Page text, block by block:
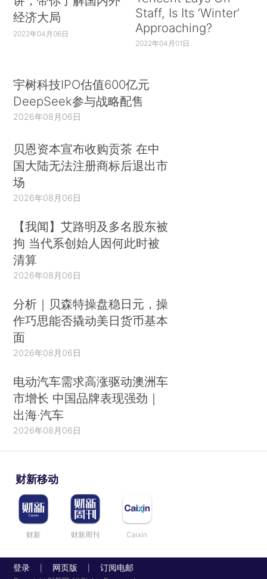
经济大局
2022年04月06日
Staff, Is Its ‘Winter’
Approaching?
2022年04月01日
宇树科技IPO估值600亿元
DeepSeek参与战略配售
2026年08月06日
贝恩资本宣布收购贡茶 在中
国大陆无法注册商标后退出市
场
2026年08月06日
【我闻】艾路明及多名股东被
拘 当代系创始人因何此时被
清算
2026年08月06日
分析｜贝森特操盘稳日元，操
作巧思能否撬动美日货币基本
面
2026年08月06日
电动汽车需求高涨驱动澳洲车
市增长 中国品牌表现强劲｜
出海·汽车
2026年08月06日
财新移动
财新 财新周刊 Caixin
登录 网页版 订阅电邮